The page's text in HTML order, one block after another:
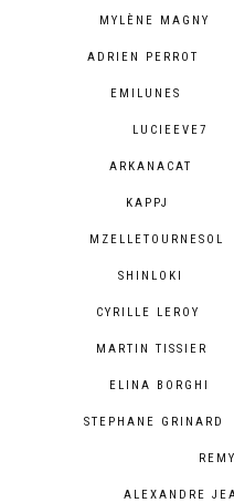
MYLÈNE MAGNY
ADRIEN PERROT
EMILUNES
LUCIEEVE7
ARKANACAT
KAPPJ
MZELLETOURNESOL
SHINLOKI
CYRILLE LEROY
MARTIN TISSIER
ELINA BORGHI
STEPHANE GRINARD
ALEXANDRE